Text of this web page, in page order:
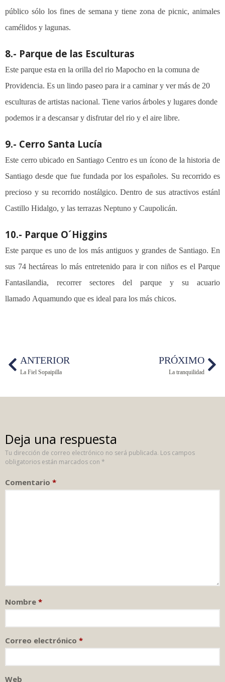
público sólo los fines de semana y tiene zona de picnic, animales
camélidos y lagunas.
8.- Parque de las Esculturas
Este parque esta en la orilla del rio Mapocho en la comuna de
Providencia. Es un lindo paseo para ir a caminar y ver más de 20
esculturas de artistas nacional. Tiene varios árboles y lugares donde
podemos ir a descansar y disfrutar del rio y el aire libre.
9.- Cerro Santa Lucía
Este cerro ubicado en Santiago Centro es un ícono de la historia de
Santiago desde que fue fundada por los españoles. Su recorrido es
precioso y su recorrido nostálgico. Dentro de sus atractivos estánl
Castillo Hidalgo, y las terrazas Neptuno y Caupolicán.
10.- Parque O´Higgins
Este parque es uno de los más antiguos y grandes de Santiago. En
sus 74 hectáreas lo más entretenido para ir con niños es el Parque
Fantasilandia, recorrer sectores del parque y su acuario
llamado Aquamundo que es ideal para los más chicos.
ANTERIOR
La Fiel Sopaipilla
PRÓXIMO
La tranquilidad
Deja una respuesta
Tu dirección de correo electrónico no será publicada. Los campos
obligatorios están marcados con *
Comentario *
Nombre *
Correo electrónico *
Web